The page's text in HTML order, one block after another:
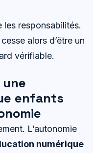
les responsabilités.
alors d’être un
vérifiable.
une
enfants
L’autonomie
numérique